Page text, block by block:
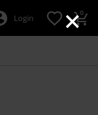
×
Login 0